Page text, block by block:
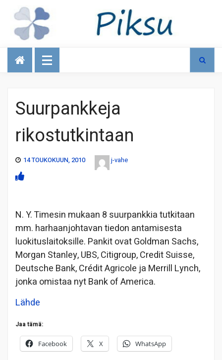
Talous
Suurpankkeja
rikostutkintaan
14 TOUKOKUUN, 2010 j-vahe
N. Y. Timesin mukaan 8 suurpankkia tutkitaan
mm. harhaanjohtavan tiedon antamisesta
luokituslaitoksille. Pankit ovat Goldman Sachs,
Morgan Stanley, UBS, Citigroup, Credit Suisse,
Deutsche Bank, Crédit Agricole ja Merrill Lynch,
jonka omistaa nyt Bank of America.
Lähde
Jaa tämä:
Facebook X WhatsApp